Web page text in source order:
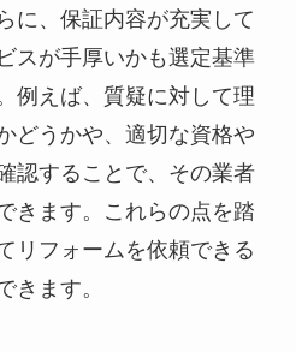
に、保証内容が充実して
スが手厚いかも選定基準
例えば、質疑に対して理
どうかや、適切な資格や
認することで、その業者
きます。これらの点を踏
リフォームを依頼できる
きます。